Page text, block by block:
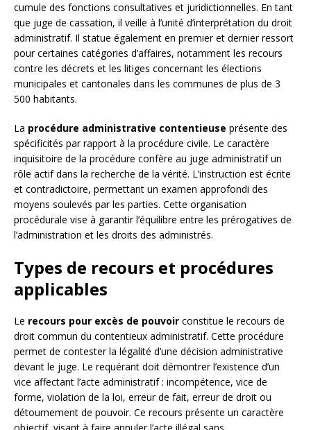
cumule des fonctions consultatives et juridictionnelles. En tant
que juge de cassation, il veille à l’unité d’interprétation du droit
administratif. Il statue également en premier et dernier ressort
pour certaines catégories d’affaires, notamment les recours
contre les décrets et les litiges concernant les élections
municipales et cantonales dans les communes de plus de 3
500 habitants.
La procédure administrative contentieuse présente des
spécificités par rapport à la procédure civile. Le caractère
inquisitoire de la procédure confère au juge administratif un
rôle actif dans la recherche de la vérité. L’instruction est écrite
et contradictoire, permettant un examen approfondi des
moyens soulevés par les parties. Cette organisation
procédurale vise à garantir l’équilibre entre les prérogatives de
l’administration et les droits des administrés.
Types de recours et procédures
applicables
Le recours pour excès de pouvoir constitue le recours de
droit commun du contentieux administratif. Cette procédure
permet de contester la légalité d’une décision administrative
devant le juge. Le requérant doit démontrer l’existence d’un
vice affectant l’acte administratif : incompétence, vice de
forme, violation de la loi, erreur de fait, erreur de droit ou
détournement de pouvoir. Ce recours présente un caractère